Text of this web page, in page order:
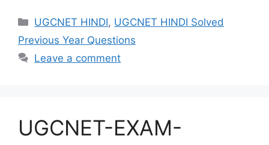
Categories
UGCNET HINDI, UGCNET HINDI Solved
Previous Year Questions
Leave a comment
UGCNET-EXAM-